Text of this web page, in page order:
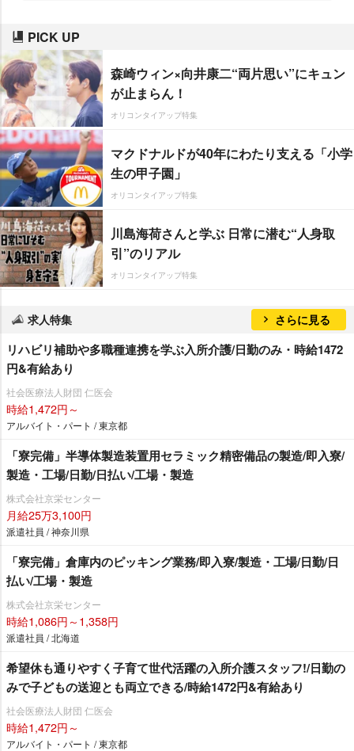
PICK UP
森崎ウィン×向井康二“両片思い”にキュン
が止まらん！
オリコンタイアップ特集
マクドナルドが40年にわたり支える「小学
生の甲子園」
オリコンタイアップ特集
川島海荷さんと学ぶ 日常に潜む“人身取
引”のリアル
オリコンタイアップ特集
求人特集 さらに見る
リハビリ補助や多職種連携を学ぶ入所介護/日勤のみ・時給1472
円&有給あり
社会医療法人財団 仁医会
時給1,472円～
アルバイト・パート / 東京都
「寮完備」半導体製造装置用セラミック精密備品の製造/即入寮/
製造・工場/日勤/日払い/工場・製造
株式会社京栄センター
月給25万3,100円
派遣社員 / 神奈川県
「寮完備」倉庫内のピッキング業務/即入寮/製造・工場/日勤/日
払い/工場・製造
株式会社京栄センター
時給1,086円～1,358円
派遣社員 / 北海道
希望休も通りやすく子育て世代活躍の入所介護スタッフ!/日勤の
みで子どもの送迎とも両立できる/時給1472円&有給あり
社会医療法人財団 仁医会
時給1,472円～
アルバイト・パート / 東京都